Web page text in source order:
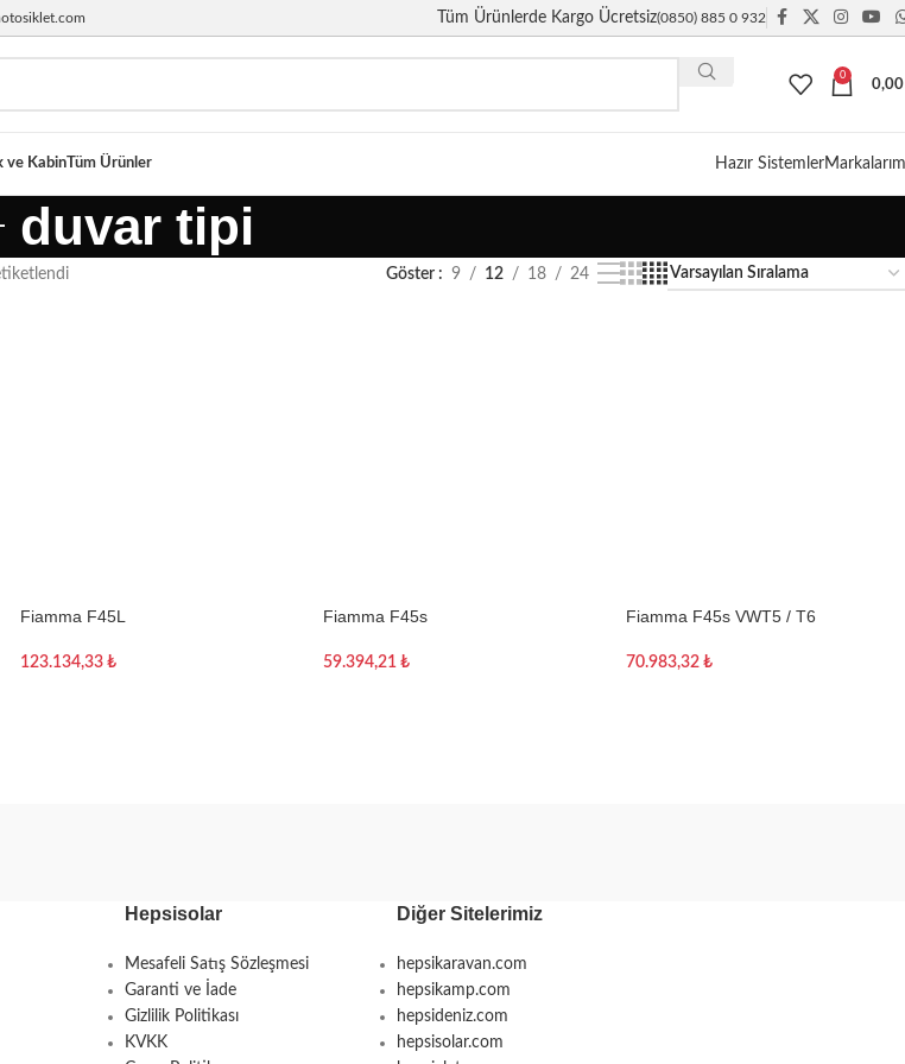
Tüm Ürünlerde Kargo Ücretsiz(0850) 885 0 932
0
ve KabinTüm Ürünler Hazır Sistemler
duvar tipi
Göster 9 12 18 24
Fiamma F45L
123.134,33 ₺
Fiamma F45s
59.394,21 ₺
Fiamma F45s VWT5 / T6
70.983,32 ₺
Hepsisolar
Mesafeli Satış Sözleşmesi
Garanti ve İade
Gizlilik Politikası
KVKK
Diğer Sitelerimiz
hepsikaravan.com
hepsikamp.com
hepsideniz.com
hepsisolar.com